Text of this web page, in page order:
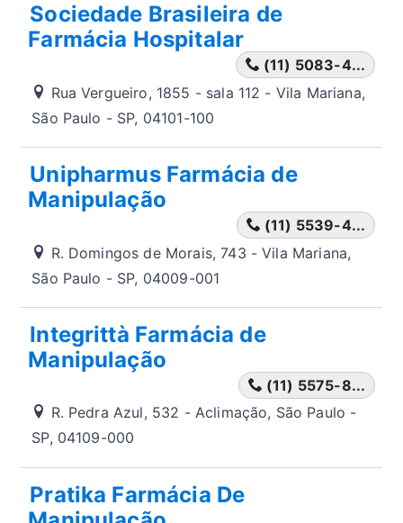
Sociedade Brasileira de
Farmácia Hospitalar
(11) 5083-4...
Rua Vergueiro, 1855 - sala 112 - Vila Mariana,
São Paulo - SP, 04101-100
Unipharmus Farmácia de
Manipulação
(11) 5539-4...
R. Domingos de Morais, 743 - Vila Mariana,
São Paulo - SP, 04009-001
Integrittà Farmácia de
Manipulação
(11) 5575-8...
R. Pedra Azul, 532 - Aclimação, São Paulo -
SP, 04109-000
Pratika Farmácia De